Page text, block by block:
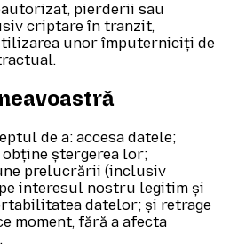
pierderii sau
criptare în tranzit,
unor împuterniciți de
de a: accesa datele;
ștergerea lor;
prelucrării (inclusiv
interesul nostru legitim și
datelor; și retrage
moment, fără a afecta